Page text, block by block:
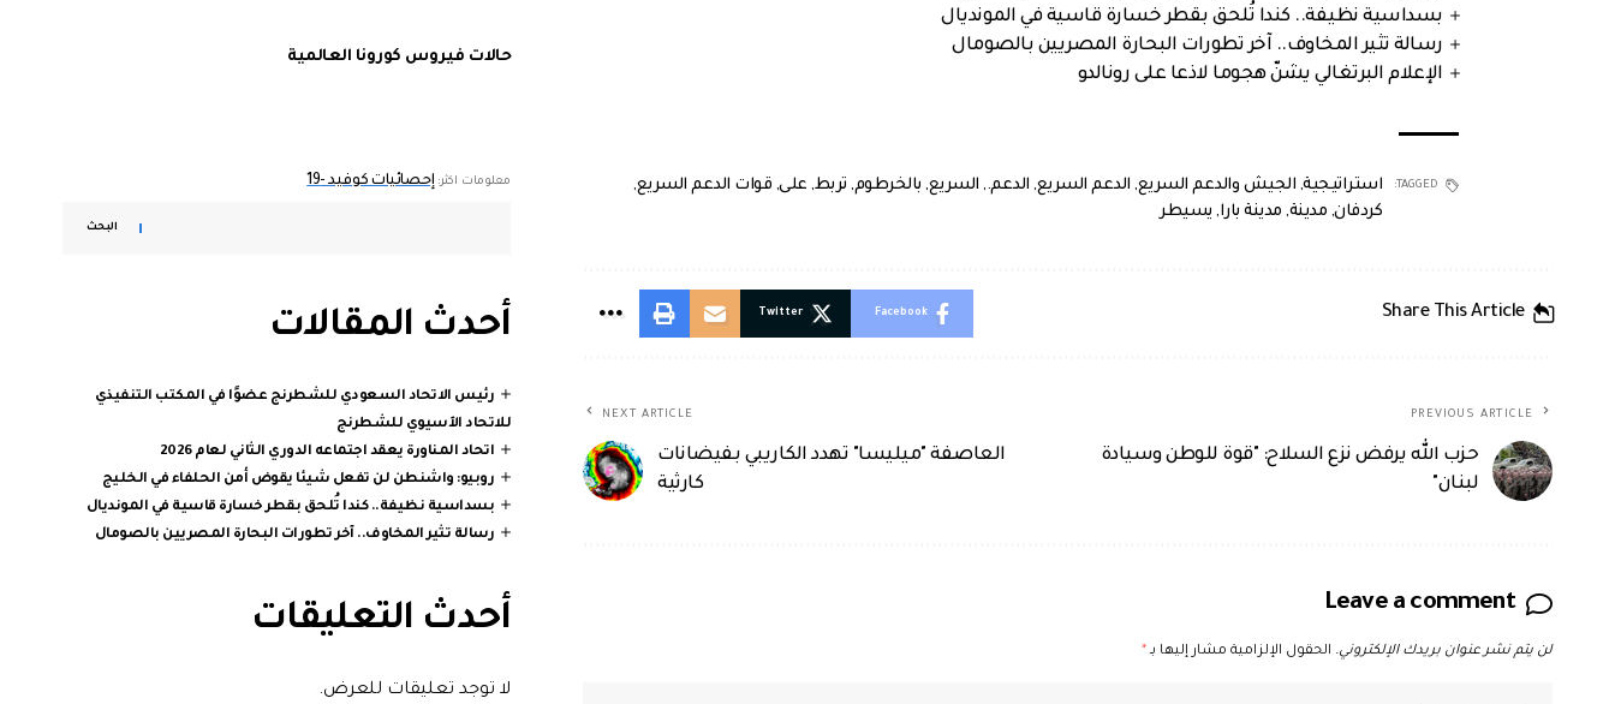
بسداسية نظيفة.. كندا تُلحق بقطر خسارة قاسية في المونديال
رسالة تثير المخاوف.. آخر تطورات البحارة المصريين بالصومال
الإعلام البرتغالي يشنّ هجوما لاذعا على رونالدو
TAGGED: استراتيجية, الجيش والدعم السريع, الدعم السريع, الدعم., السريع, بالخرطوم, تربط, على, قوات الدعم السريع,
كردفان, مدينة, مدينة بارا, يسيطر
Share This Article
Facebook
Twitter
PREVIOUS ARTICLE
حزب الله يرفض نزع السلاح: "قوة للوطن وسيادة
لبنان"
NEXT ARTICLE
العاصفة "ميليسا" تهدد الكاريبي بفيضانات
كارثية
Leave a comment
لن يتم نشر عنوان بريدك الإلكتروني. الحقول الإلزامية مشار إليها بـ*
حالات فيروس كورونا العالمية
معلومات اكثر: إحصائيات كوفيد -19
البحث
أحدث المقالات
رئيس الاتحاد السعودي للشطرنج عضوًا في المكتب التنفيذي
للاتحاد الآسيوي للشطرنج
اتحاد المناورة يعقد اجتماعه الدوري الثاني لعام 2026
روبيو: واشنطن لن تفعل شيئا يقوض أمن الحلفاء في الخليج
بسداسية نظيفة.. كندا تُلحق بقطر خسارة قاسية في المونديال
رسالة تثير المخاوف.. آخر تطورات البحارة المصريين بالصومال
أحدث التعليقات
لا توجد تعليقات للعرض.